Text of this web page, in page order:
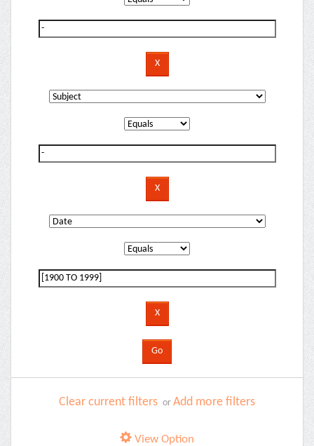
Clear current filters or Add more filters
View Option